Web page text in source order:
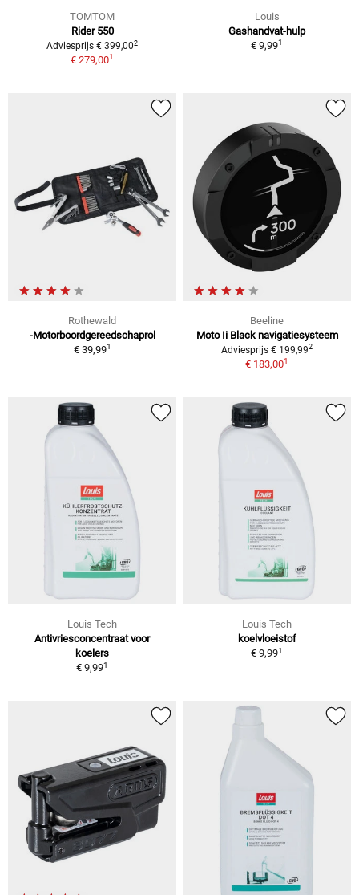
TOMTOM
Rider 550
Adviesprijs € 399,002
€ 279,001
Louis
Gashandvat-hulp
€ 9,991
Rothewald
-Motorboordgereedschaprol
€ 39,991
Beeline
Moto Ii Black navigatiesysteem
Adviesprijs € 199,992
€ 183,001
Louis Tech
Antivriesconcentraat voor
koelers
€ 9,991
Louis Tech
koelvloeistof
€ 9,991